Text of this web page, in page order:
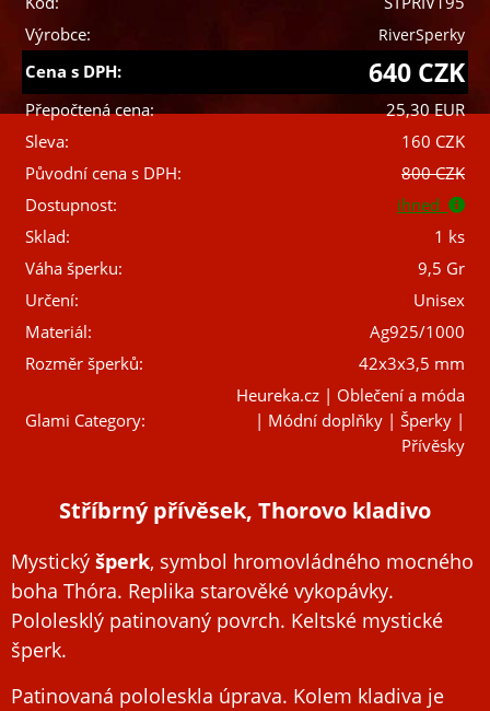
Výrobce:
RiverSperky
Cena s DPH: 640 CZK
Přepočtená cena:
25,30 EUR
Sleva:
160 CZK
Původní cena s DPH:
800 CZK
Dostupnost:
ihned
Sklad:
1 ks
Váha šperku:
9,5 Gr
Určení:
Unisex
Materiál:
Ag925/1000
Rozměr šperků:
42x3x3,5 mm
Glami Category:
Heureka.cz | Oblečení a móda
| Módní doplňky | Šperky |
Přívěsky
Stříbrný přívěsek, Thorovo kladivo
Mystický šperk, symbol hromovládného mocného
boha Thóra. Replika starověké vykopávky.
Pololesklý patinovaný povrch. Keltské mystické
šperk.
Patinovaná pololeskla úprava. Kolem kladiva je